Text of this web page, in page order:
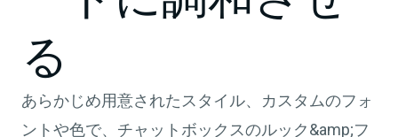
る
あらかじめ用意されたスタイル、カスタムのフォ
ントや色で、チャットボックスのルック&amp;フ